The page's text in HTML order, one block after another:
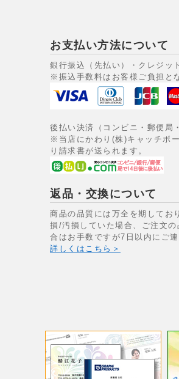
お支払い方法について
銀行振込（先払い）・クレジッ
※振込手数料はお客様ご負担と
後払い決済（コンビニ・郵便局
※当店にかわり(株)キャッチボ
り請求書が送られます。
返品・交換について
商品の品質には万全を期してお
損/汚損していた場合、ご注文
合はお手数ですが7日以内にご連
詳しくはこちら＞